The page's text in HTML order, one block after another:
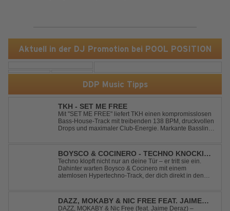
Aktuell in der DJ Promotion bei POOL POSITION
DDP Music Tipps
TKH - SET ME FREE
Mit "SET ME FREE" liefert TKH einen kompromisslosen
Bass-House-Track mit treibenden 138 BPM, druckvollen
Drops und maximaler Club-Energie. Markante Basslines
schraubt. Der Track hat die no...
BOYSCO & COCINERO - TECHNO KNOCKIN'
AT YOUR DOOR
Techno klopft nicht nur an deine Tür – er tritt sie ein.
Dahinter warten Boysco & Cocinero mit einem
atemlosen Hypertechno-Track, der dich direkt in den
bounce!
DAZZ, MOKABY & NIC FREE FEAT. JAIME
DERAZ - FIREWORK
DAZZ, MOKABY & Nic Free (feat. Jaime Deraz) –